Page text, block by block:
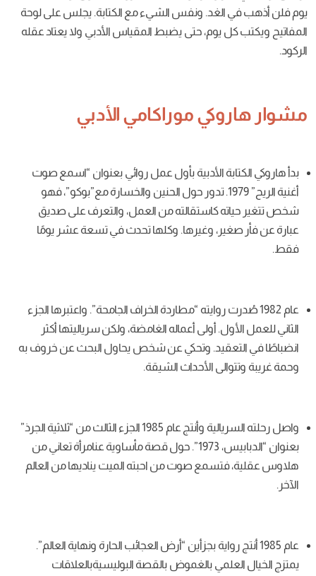
الغد. ونفسالشيء معالكتابة.يجلس علىلوحة
يوم، حتى يضبط المقياسالأدبيولا يعتادعقله
موراكاميالأدبي
الأدبية بأول عمل روائي بعنوان “اسمع صوت
أغنية الريح” 1979. تدور حول الحنين والخسارة مع”بوكو”، فهو
كاستقالته من العمل، والتعرف على صديق
وغيرها. وكلها تحدث في تسعة عشر يومًا
روايته “مطاردة الخراف الجامحة”. واعتبرها الجزء
أولى أعماله الغامضة، ولكن سرياليتها أكثر
وتحكي عن شخص يحاول البحث عن خروف به
الأحداث الشيقة.
واصل رحلته السريالية وأنتج عام 1985 الجزء الثالث من “ثلاثية الجرذ”
بعنوان “الدبابيس، 1973”. حول قصة مأساوية عنامرأة تعاني من
صوت من احبته الميت يناديها من العالم
رواية بجزأين “أرض العجائب الحارة ونهاية العالم”.
بالغموض بالقصة البوليسيةبالعلاقات